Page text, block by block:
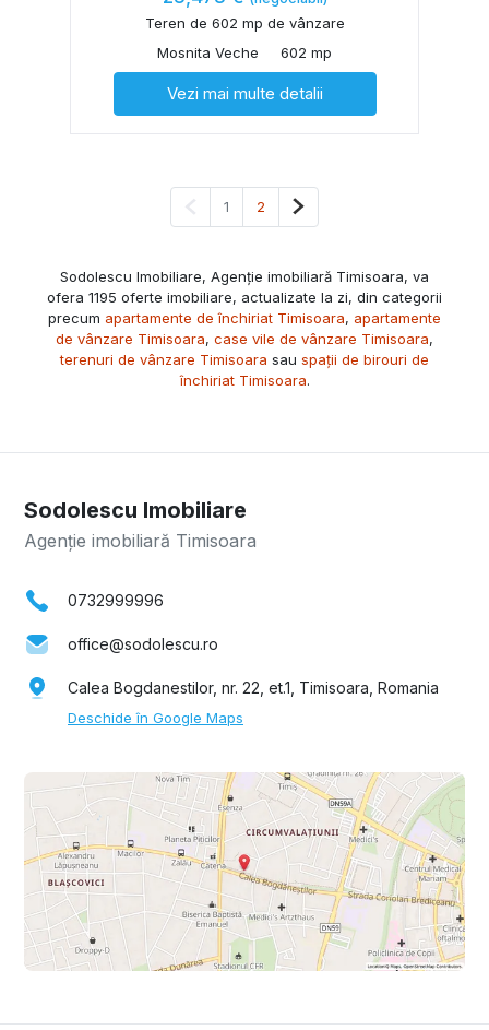
Teren de 602 mp de vânzare
Mosnita Veche
602 mp
Vezi mai multe detalii
Pagina anterioară
1 2 Pagina următoare
Sodolescu Imobiliare, Agenție imobiliară Timisoara, va
ofera 1195 oferte imobiliare, actualizate la zi, din categorii
precum apartamente de închiriat Timisoara, apartamente
de vânzare Timisoara, case vile de vânzare Timisoara,
terenuri de vânzare Timisoara sau spații de birouri de
închiriat Timisoara.
Sodolescu Imobiliare
Agenție imobiliară Timisoara
0732999996
office@sodolescu.ro
Calea Bogdanestilor, nr. 22, et.1, Timisoara, Romania
Deschide în Google Maps